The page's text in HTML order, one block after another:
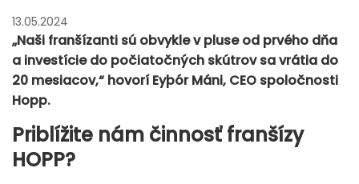
13.05.2024
„Naši franšízanti sú obvykle v pluse od prvého dňa
a investície do počiatočných skútrov sa vrátia do
20 mesiacov,“ hovorí Eyþór Máni, CEO spoločnosti
Hopp.
Priblížite nám činnosť franšízy
HOPP?